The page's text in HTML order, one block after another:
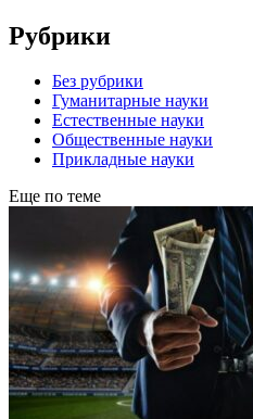
Рубрики
Без рубрики
Гуманитарные науки
Естественные науки
Общественные науки
Прикладные науки
Еще по теме